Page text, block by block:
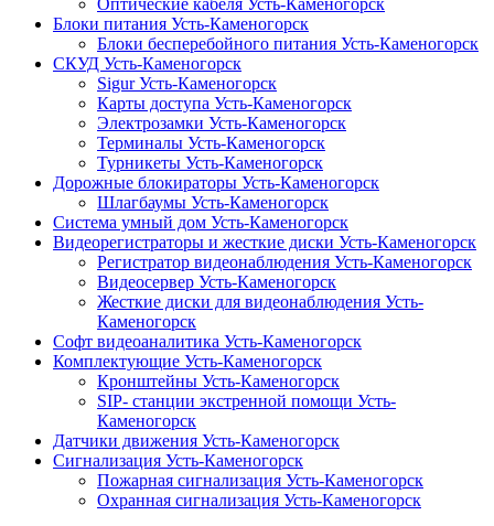
Блоки питания Усть-Каменогорск
Блоки бесперебойного питания Усть-Каменогорск
СКУД Усть-Каменогорск
Sigur Усть-Каменогорск
Карты доступа Усть-Каменогорск
Электрозамки Усть-Каменогорск
Терминалы Усть-Каменогорск
Турникеты Усть-Каменогорск
Дорожные блокираторы Усть-Каменогорск
Шлагбаумы Усть-Каменогорск
Система умный дом Усть-Каменогорск
Видеорегистраторы и жесткие диски Усть-Каменогорск
Регистратор видеонаблюдения Усть-Каменогорск
Видеосервер Усть-Каменогорск
Жесткие диски для видеонаблюдения Усть-
Каменогорск
Софт видеоаналитика Усть-Каменогорск
Комплектующие Усть-Каменогорск
Кронштейны Усть-Каменогорск
SIP- станции экстренной помощи Усть-
Каменогорск
Датчики движения Усть-Каменогорск
Сигнализация Усть-Каменогорск
Пожарная сигнализация Усть-Каменогорск
Охранная сигнализация Усть-Каменогорск